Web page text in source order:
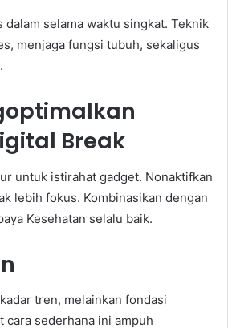
dalam selama waktu singkat. Teknik
menjaga fungsi tubuh, sekaligus
Break
untuk istirahat gadget. Nonaktifkan
lebih fokus. Kombinasikan dengan
Kesehatan selalu baik.
tren, melainkan fondasi
cara sederhana ini ampuh